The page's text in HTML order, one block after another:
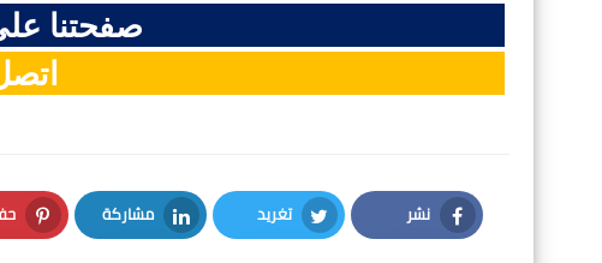
صفحتنا
نشر
Facebook
تغريد
Twitter
مشاركة
LinkedIn